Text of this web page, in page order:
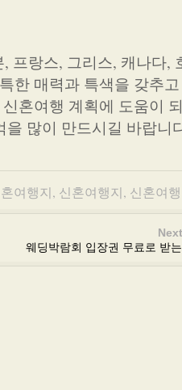
프랑스, 그리스, 캐나다,
한 매력과 특색을 갖추
혼여행 계획에 도움이
많이 만드시길 바랍니
여행지, 신혼여행지, 신혼여
웨딩박람회 입장권 무료로 받